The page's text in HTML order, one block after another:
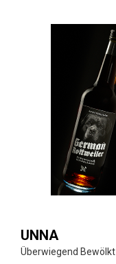
UNNA
Überwiegend Bewölkt